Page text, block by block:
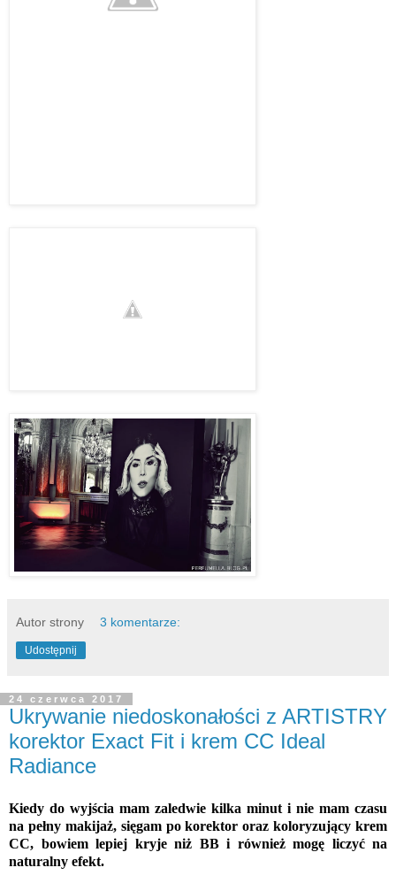
Autor strony 3 komentarze:
Udostępnij
24 czerwca 2017
Ukrywanie niedoskonałości z ARTISTRY
korektor Exact Fit i krem CC Ideal
Radiance
Kiedy do wyjścia mam zaledwie kilka minut i nie mam czasu
na pełny makijaż, sięgam po korektor oraz koloryzujący krem
CC, bowiem lepiej kryje niż BB i również mogę liczyć na
naturalny efekt.